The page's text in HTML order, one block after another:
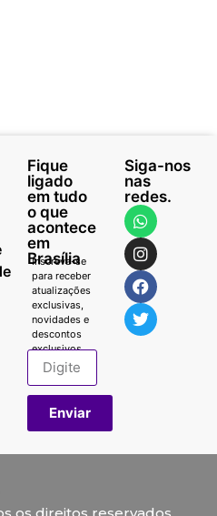
Fique
ligado
em tudo
o que
acontece
em
Brasília
Inscreva-se
para receber
atualizações
exclusivas,
novidades e
descontos
exclusivos.
Enviar
Siga-nos
nas
redes.
os direitos reservados